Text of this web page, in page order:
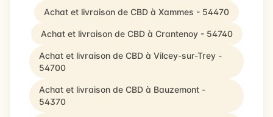
Achat et livraison de CBD à Xammes - 54470
Achat et livraison de CBD à Crantenoy - 54740
Achat et livraison de CBD à Vilcey-sur-Trey -
54700
Achat et livraison de CBD à Bauzemont -
54370